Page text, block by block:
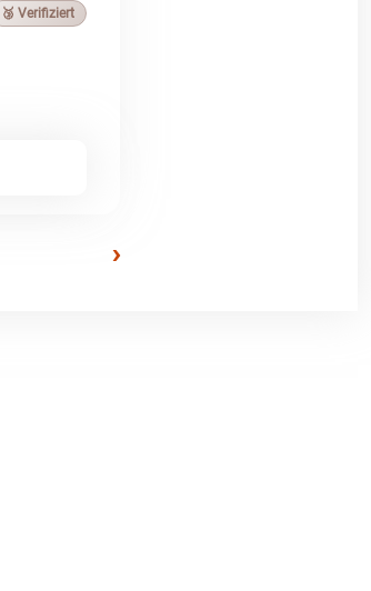
🥉 Verifiziert
›